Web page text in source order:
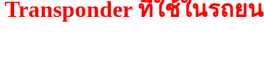
Transponder ที่ใช้ในรถย